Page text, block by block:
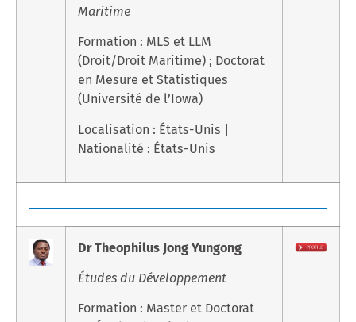
Maritime
Formation : MLS et LLM
(Droit/Droit Maritime) ; Doctorat
en Mesure et Statistiques
(Université de l’Iowa)
Localisation : États-Unis |
Nationalité : États-Unis
Dr Theophilus Jong Yungong
Études du Développement
Formation : Master et Doctorat